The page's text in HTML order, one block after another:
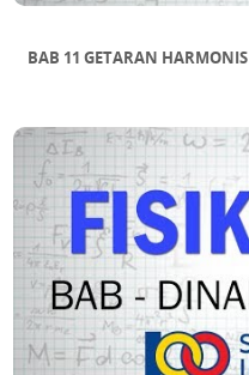
BAB 11 GETARAN HARMONIS